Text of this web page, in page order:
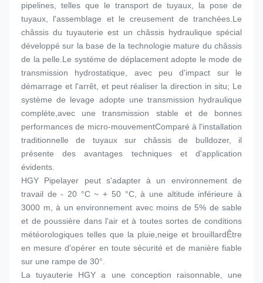
pipelines, telles que le transport de tuyaux, la pose de
tuyaux, l'assemblage et le creusement de tranchées.Le
châssis du tuyauterie est un châssis hydraulique spécial
développé sur la base de la technologie mature du châssis
de la pelle.Le système de déplacement adopte le mode de
transmission hydrostatique, avec peu d'impact sur le
démarrage et l'arrêt, et peut réaliser la direction in situ; Le
système de levage adopte une transmission hydraulique
complète,avec une transmission stable et de bonnes
performances de micro-mouvementComparé à l'installation
traditionnelle de tuyaux sur châssis de bulldozer, il
présente des avantages techniques et d'application
évidents.
HGY Pipelayer peut s'adapter à un environnement de
travail de - 20 °C ~ + 50 °C, à une altitude inférieure à
3000 m, à un environnement avec moins de 5% de sable
et de poussière dans l'air et à toutes sortes de conditions
météorologiques telles que la pluie,neige et brouillardÊtre
en mesure d'opérer en toute sécurité et de manière fiable
sur une rampe de 30°.
La tuyauterie HGY a une conception raisonnable, une